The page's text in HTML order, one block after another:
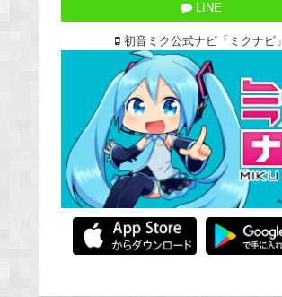
LINE
初音ミク公式ナビ「ミクナビ」